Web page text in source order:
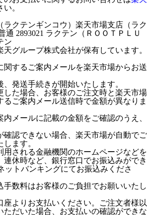
い。
ラクテンギンコウ）楽天市場支店（ラク
通 2893021 ラクテン（ＲＯＯＴＰＬＵ
ン
グループ株式会社が保有しています。
関するご案内メールを楽天市場からお送
発送手続きが開始いたします。
した場合、お客様のご注文時と楽天市場
るご案内メール送信時で金額が異なりま
メールに記載の金額をご確認のうえ、
確認できない場合、楽天市場が自動でご
ます。
用される金融機関のホームページなどを
連休時など、銀行窓口でお振込みができ
ットバンキングにてお振込みくださ
手数料はお客様のご負担でお願いいたし
よりお支払いください。ご注文者様以
ただいた場合、お支払いの確認ができな